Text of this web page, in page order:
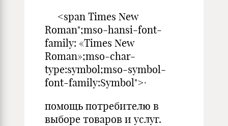
<span Times New
Roman";mso-hansi-font-
family: «Times New
Roman»;mso-char-
type:symbol;mso-symbol-
font-family:Symbol">·
помощь потребителю в
выборе товаров и услуг.